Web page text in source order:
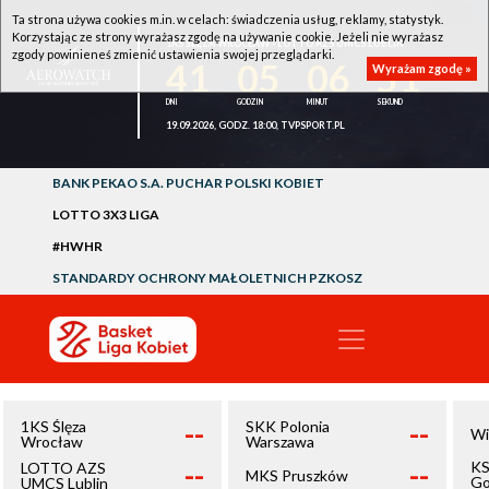
1KS ŚLĘZA WROCŁAW - LOTTO AZS UMCS LUBLIN
51
19.09.2026, GODZ. 18:00, TVPSPORT.PL
BANK PEKAO S.A. PUCHAR POLSKI KOBIET
LOTTO 3X3 LIGA
#HWHR
STANDARDY OCHRONY MAŁOLETNICH PZKOSZ
1KS Ślęza
Wrocław
--
LOTTO AZS
UMCS Lublin
--
SKK Polonia
Warszawa
--
MKS Pruszków --
Ta strona używa cookies m.in. w celach: świadczenia usług, reklamy, statystyk.
Korzystając ze strony wyrażasz zgodę na używanie cookie. Jeżeli nie wyrażasz
zgody powinieneś zmienić ustawienia swojej przeglądarki.
Wyrażam zgodę »